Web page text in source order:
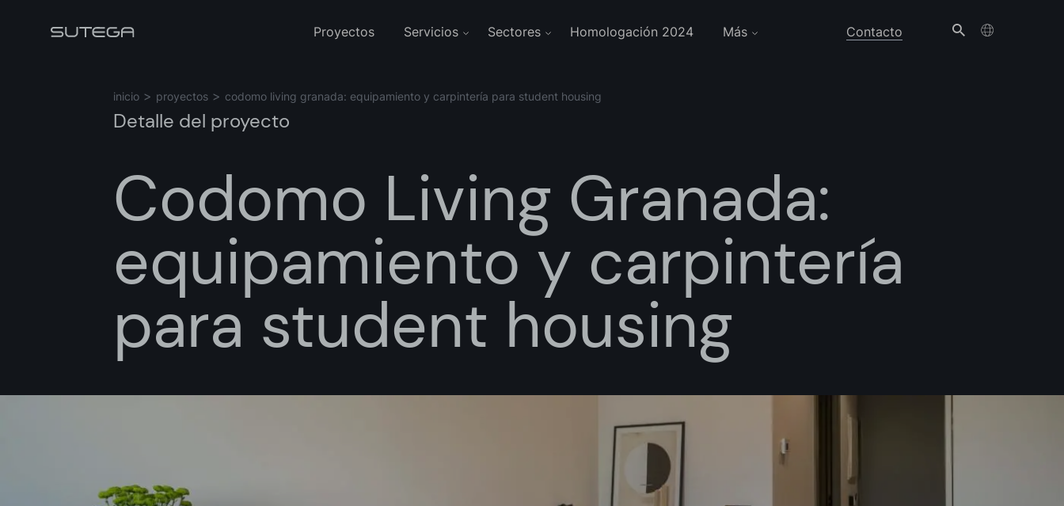
Contacto
Proyectos Servicios Sectores Homologación 2024 Más
inicio proyectos codomo living granada: equipamiento y carpintería para student housing
Detalle del proyecto
Codomo Living Granada:
equipamiento y carpintería
para student housing
Correo*